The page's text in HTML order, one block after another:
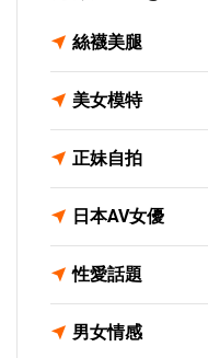
絲襪美腿
美女模特
正妹自拍
日本AV女優
性愛話題
男女情感